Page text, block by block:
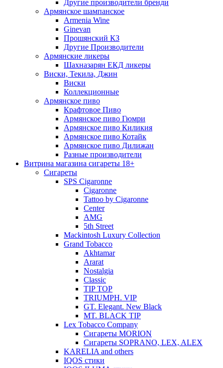
Другие производители бренди
Армянское шампанское
Armenia Wine
Ginevan
Прошянский КЗ
Другие Производители
Армянские ликеры
Шахназарян ЕКД ликеры
Виски, Текила, Джин
Виски
Коллекционные
Армянское пиво
Крафтовое Пиво
Армянское пиво Гюмри
Армянское пиво Киликия
Армянское пиво Котайк
Армянское пиво Дилижан
Разные производители
Витрина магазина сигареты 18+
Cигареты
SPS Cigaronne
Сigaronne
Tattoo by Cigaronne
Center
AMG
5th Street
Mackintosh Luxury Collection
Grand Tobacco
Akhtamar
Ararat
Nostalgia
Classic
TIP TOP
TRIUMPH. VIP
GT. Elegant. New Black
MT. BLACK TIP
Lex Tobacco Company
Сигареты MORION
Сигареты SOPRANO, LEX, ALEX
KARELIA and others
IQOS стики